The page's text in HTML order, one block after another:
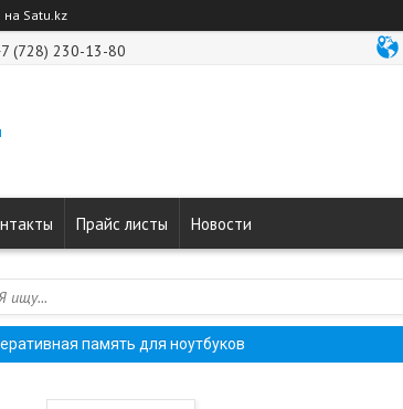
на Satu.kz
(728) 230-13-80
Прайс листы Новости
память для ноутбуков